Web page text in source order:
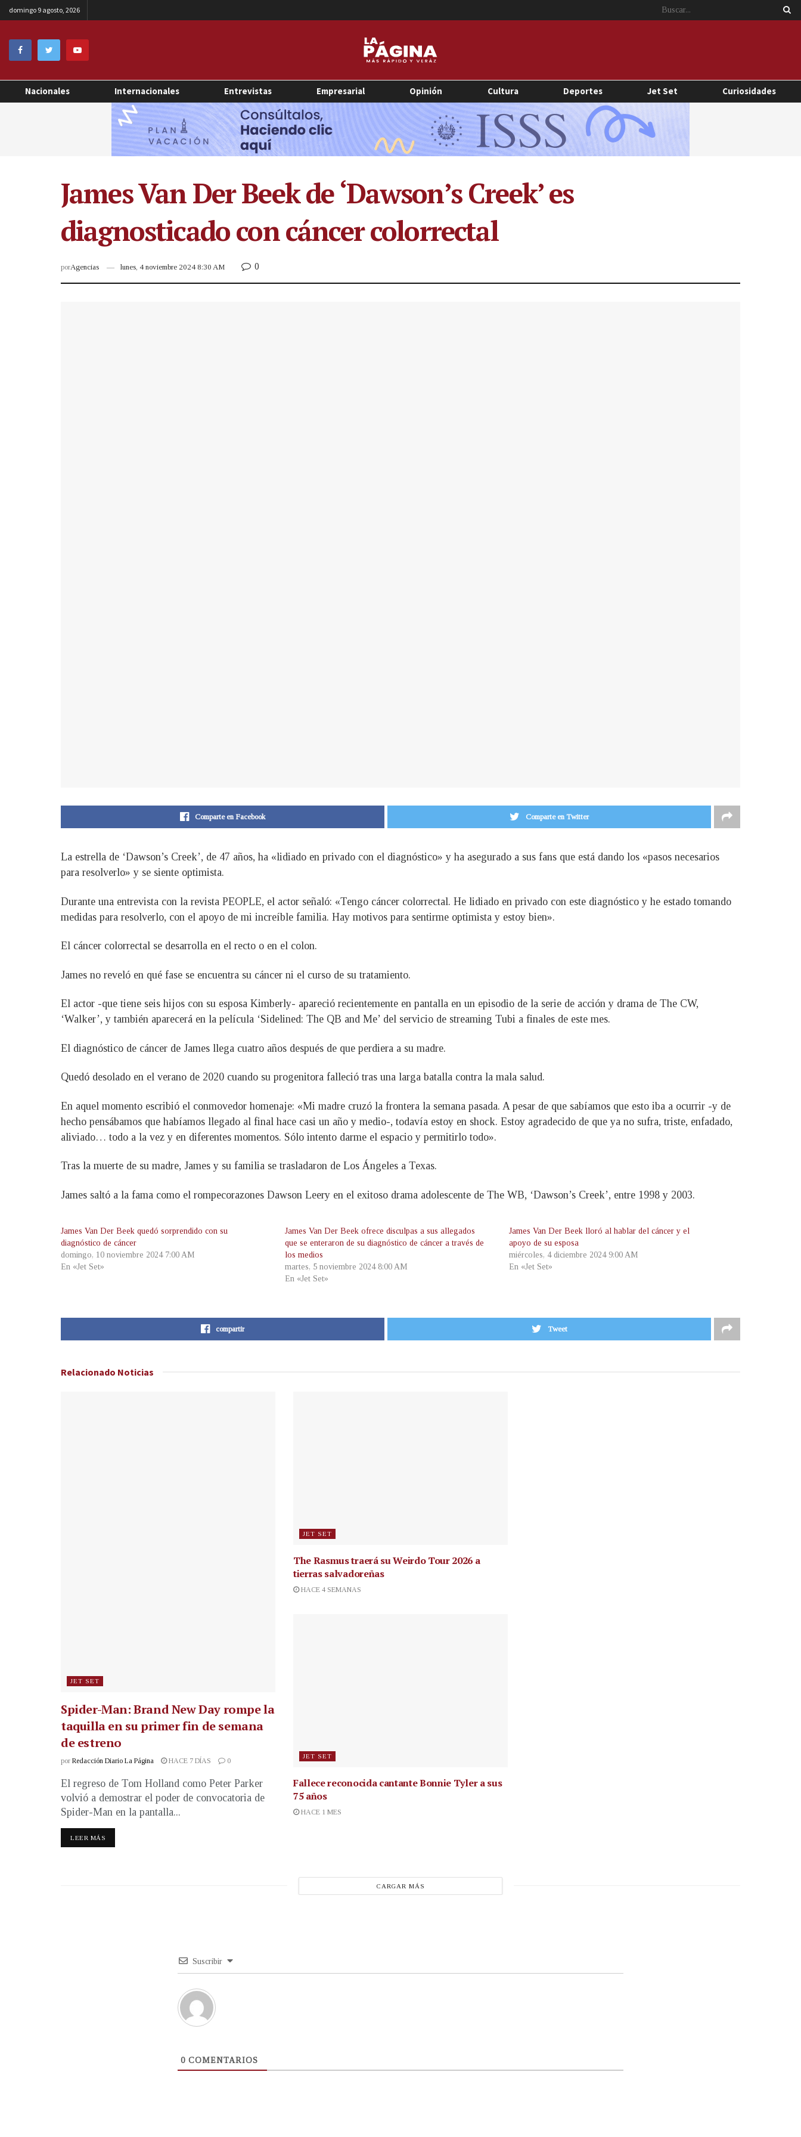
domingo 9 agosto, 2026
Nacionales Internacionales Entrevistas Empresarial Opinión Cultura Deportes Jet Set Curiosidades
James Van Der Beek de ‘Dawson’s Creek’ es
diagnosticado con cáncer colorrectal
porAgencias lunes, 4 noviembre 2024 8:30 AM 0
Comparte en Facebook Comparte en Twitter
La estrella de ‘Dawson’s Creek’, de 47 años, ha «lidiado en privado con el diagnóstico» y ha asegurado a sus fans que está dando los «pasos necesarios
para resolverlo» y se siente optimista.
Durante una entrevista con la revista PEOPLE, el actor señaló: «Tengo cáncer colorrectal. He lidiado en privado con este diagnóstico y he estado tomando
medidas para resolverlo, con el apoyo de mi increíble familia. Hay motivos para sentirme optimista y estoy bien».
El cáncer colorrectal se desarrolla en el recto o en el colon.
James no reveló en qué fase se encuentra su cáncer ni el curso de su tratamiento.
El actor -que tiene seis hijos con su esposa Kimberly- apareció recientemente en pantalla en un episodio de la serie de acción y drama de The CW,
‘Walker’, y también aparecerá en la película ‘Sidelined: The QB and Me’ del servicio de streaming Tubi a finales de este mes.
El diagnóstico de cáncer de James llega cuatro años después de que perdiera a su madre.
Quedó desolado en el verano de 2020 cuando su progenitora falleció tras una larga batalla contra la mala salud.
En aquel momento escribió el conmovedor homenaje: «Mi madre cruzó la frontera la semana pasada. A pesar de que sabíamos que esto iba a ocurrir -y de
hecho pensábamos que habíamos llegado al final hace casi un año y medio-, todavía estoy en shock. Estoy agradecido de que ya no sufra, triste, enfadado,
aliviado… todo a la vez y en diferentes momentos. Sólo intento darme el espacio y permitirlo todo».
Tras la muerte de su madre, James y su familia se trasladaron de Los Ángeles a Texas.
James saltó a la fama como el rompecorazones Dawson Leery en el exitoso drama adolescente de The WB, ‘Dawson’s Creek’, entre 1998 y 2003.
James Van Der Beek quedó sorprendido con su
diagnóstico de cáncer
domingo, 10 noviembre 2024 7:00 AM
En «Jet Set»
James Van Der Beek ofrece disculpas a sus allegados
que se enteraron de su diagnóstico de cáncer a través de
los medios
martes, 5 noviembre 2024 8:00 AM
En «Jet Set»
James Van Der Beek lloró al hablar del cáncer y el
apoyo de su esposa
miércoles, 4 diciembre 2024 9:00 AM
En «Jet Set»
compartir Tweet
Relacionado Noticias
JET SET
Spider-Man: Brand New Day rompe la
taquilla en su primer fin de semana
de estreno
por Redacción Diario La Página HACE 7 DÍAS 0
El regreso de Tom Holland como Peter Parker
volvió a demostrar el poder de convocatoria de
Spider-Man en la pantalla...
LEER MÁS
JET SET
The Rasmus traerá su Weirdo Tour 2026 a
tierras salvadoreñas
HACE 4 SEMANAS
JET SET
Fallece reconocida cantanteBonnie Tyler a sus
75 años
HACE 1 MES
CARGAR MÁS
Suscribir
0 COMENTARIOS